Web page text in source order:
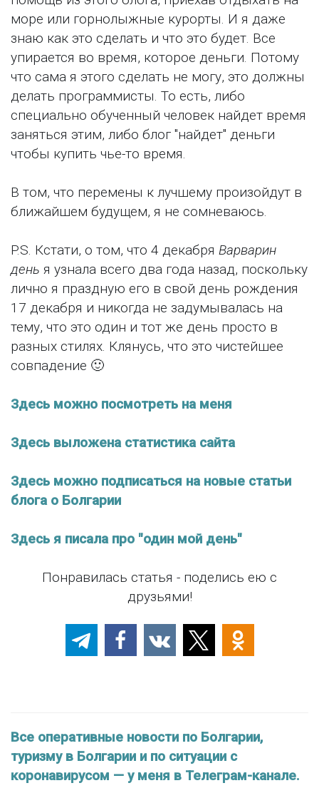
море или горнолыжные курорты. И я даже
знаю как это сделать и что это будет. Все
упирается во время, которое деньги. Потому
что сама я этого сделать не могу, это должны
делать программисты. То есть, либо
специально обученный человек найдет время
заняться этим, либо блог "найдет" деньги
чтобы купить чье-то время.
В том, что перемены к лучшему произойдут в
ближайшем будущем, я не сомневаюсь.
P.S. Кстати, о том, что 4 декабря Варварин
день я узнала всего два года назад, поскольку
лично я праздную его в свой день рождения
17 декабря и никогда не задумывалась на
тему, что это один и тот же день просто в
разных стилях. Клянусь, что это чистейшее
совпадение 🙂
Здесь можно посмотреть на меня
Здесь выложена статистика сайта
Здесь можно подписаться на новые статьи
блога о Болгарии
Здесь я писала про "один мой день"
Понравилась статья - поделись ею с
друзьями!
Все оперативные новости по Болгарии,
туризму в Болгарии и по ситуации с
коронавирусом — у меня в Телеграм-канале.